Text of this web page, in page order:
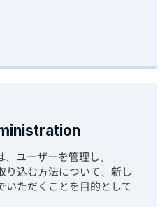
ユーザーを管理し、
り込む方法について、新し
いただくことを目的として